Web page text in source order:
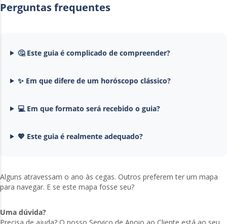
Perguntas frequentes
🤔 Este guia é complicado de compreender?
✨ Em que difere de um horóscopo clássico?
💻 Em que formato será recebido o guia?
💖 Este guia é realmente adequado?
Alguns atravessam o ano às cegas. Outros preferem ter um mapa
para navegar. E se este mapa fosse seu?
Uma dúvida?
Precisa de ajuda? O nosso Serviço de Apoio ao Cliente está ao seu